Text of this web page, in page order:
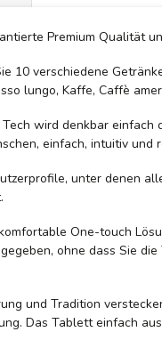
Premium Qualität
10 verschiedene
lungo, Kaffe, Caffè
wird denkbar einfach
einfach, intuitiv
unter denen
One-touch
ohne dass Sie
und Tradition
Das Tablett einfach